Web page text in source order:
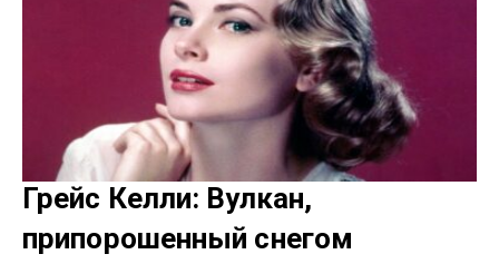
Грейс Келли: Вулкан,
припорошенный снегом